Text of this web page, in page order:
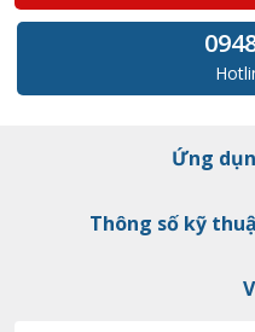
Ứng
Thông số kỹ